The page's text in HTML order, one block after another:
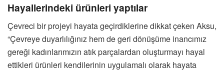
Hayallerindeki ürünleri yaptılar
Çevreci bir projeyi hayata geçirdiklerine dikkat çeken Aksu,
“Çevreye duyarlılığınız hem de geri dönüşüme inancımız
gereği kadınlarımızın atık parçalardan oluşturmayı hayal
ettikleri ürünleri kendilerinin uygulamalı olarak hayata